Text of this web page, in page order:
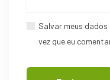
Salvar meus
vez que eu